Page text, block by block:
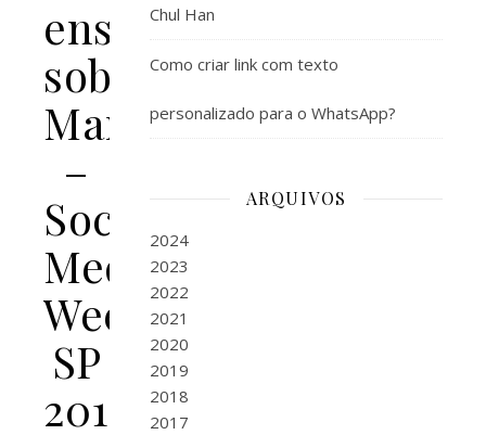
ensinar
sobre
Marketing?
–
Social
Media
Week
SP
2019
Chul Han
Como criar link com texto
personalizado para o WhatsApp?
ARQUIVOS
2024
2023
2022
2021
2020
2019
2018
2017